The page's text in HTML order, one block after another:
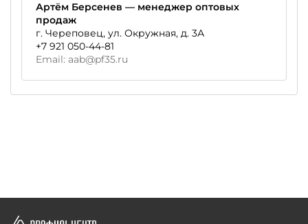
Артём Берсенев — менеджер оптовых
продаж
г. Череповец, ул. Окружная, д. 3А
+7 921 050-44-81
Email: aab@pf35.ru